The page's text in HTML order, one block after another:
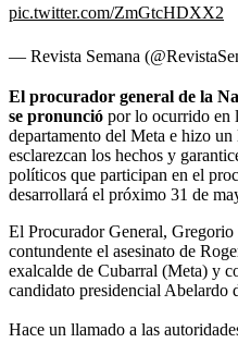
pic.twitter.com/ZmGtcHDXX2
— Revista Semana
El procurador general de la
se pronunció por lo ocurrido en
departamento del Meta e hizo
esclarezcan los hechos y
políticos que participan en el
desarrollará el próximo 31 de
El Procurador General, Gregorio
contundente el asesinato de
exalcalde de Cubarral (Meta) y
candidato presidencial Abelardo
Hace un llamado a las